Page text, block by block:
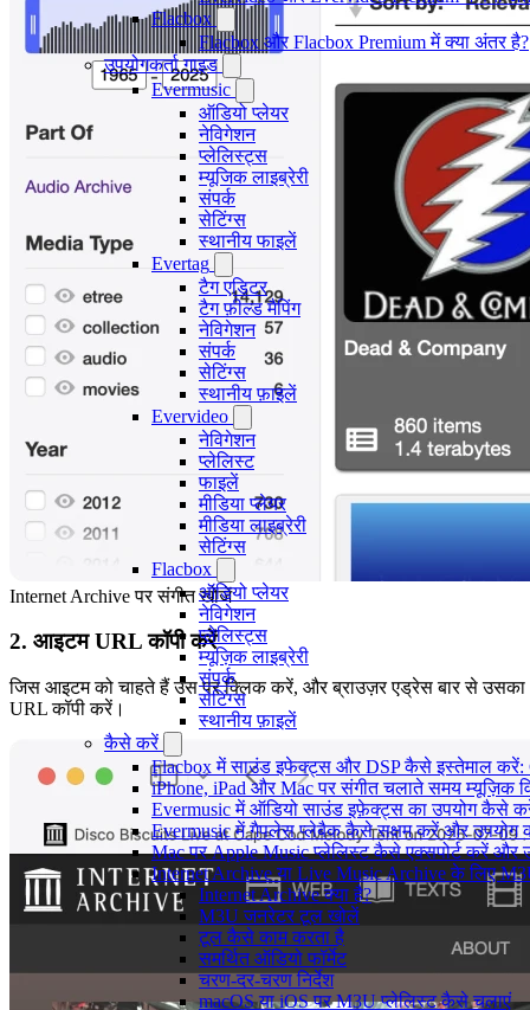
Flacbox
Flacbox और Flacbox Premium में क्या अंतर है?
उपयोगकर्ता गाइड
Evermusic
ऑडियो प्लेयर
नेविगेशन
प्लेलिस्ट्स
म्यूजिक लाइब्रेरी
संपर्क
सेटिंग्स
स्थानीय फाइलें
Evertag
टैग एडिटर
टैग फ़ील्ड मैपिंग
नेविगेशन
संपर्क
सेटिंग्स
स्थानीय फ़ाइलें
Evervideo
नेविगेशन
प्लेलिस्ट
फाइलें
मीडिया प्लेयर
मीडिया लाइब्रेरी
सेटिंग्स
Flacbox
ऑडियो प्लेयर
नेविगेशन
प्लेलिस्ट्स
म्यूज़िक लाइब्रेरी
संपर्क
सेटिंग्स
स्थानीय फ़ाइलें
कैसे करें
Flacbox में साउंड इफेक्ट्स और DSP कैसे इस्तेमाल करें:
iPhone, iPad और Mac पर संगीत चलाते समय म्यूज़िक
Evermusic में ऑडियो साउंड इफ़ेक्ट्स का उपयोग कैसे
Evermusic में गैपलेस प्लेबैक कैसे सक्षम करें और उपयोग
Mac पर Apple Music प्लेलिस्ट कैसे एक्सपोर्ट करें और
Internet Archive या Live Music Archive के लिए
Internet Archive क्या है?
M3U जनरेटर टूल खोलें
टूल कैसे काम करता है
समर्थित ऑडियो फॉर्मेट
चरण-दर-चरण निर्देश
macOS या iOS पर M3U प्लेलिस्ट कैसे चलाएं
Internet Archive पर संगीत खोजें
2. आइटम URL कॉपी करें
जिस आइटम को चाहते हैं उस पर क्लिक करें, और ब्राउज़र एड्रेस बार से उसका
URL कॉपी करें।